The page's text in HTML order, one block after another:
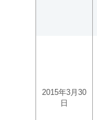
2015年3月30
日